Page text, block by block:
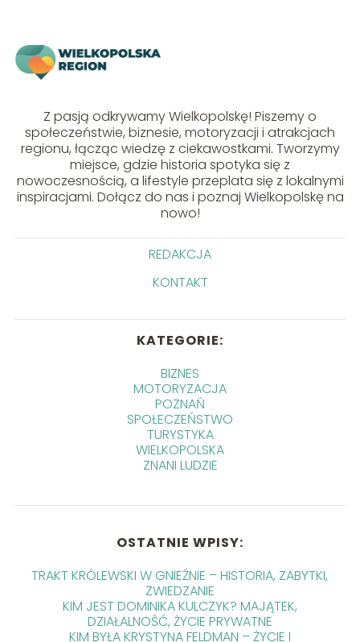
Z pasją odkrywamy Wielkopolskę! Piszemy o
społeczeństwie, biznesie, motoryzacji i atrakcjach
regionu, łącząc wiedzę z ciekawostkami. Tworzymy
miejsce, gdzie historia spotyka się z
nowoczesnością, a lifestyle przeplata się z lokalnymi
inspiracjami. Dołącz do nas i poznaj Wielkopolskę na
nowo!
REDAKCJA
KONTAKT
KATEGORIE:
BIZNES
MOTORYZACJA
POZNAŃ
SPOŁECZEŃSTWO
TURYSTYKA
WIELKOPOLSKA
ZNANI LUDZIE
OSTATNIE WPISY:
TRAKT KRÓLEWSKI W GNIEŹNIE – HISTORIA, ZABYTKI,
ZWIEDZANIE
KIM JEST DOMINIKA KULCZYK? MAJĄTEK,
DZIAŁALNOŚĆ, ŻYCIE PRYWATNE
KIM BYŁA KRYSTYNA FELDMAN – ŻYCIE I